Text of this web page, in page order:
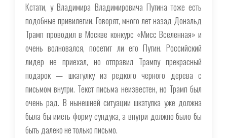
Кстати, у Владимира Владимировича Путина тоже есть
подобные привилегии. Говорят, много лет назад Дональд
Трамп проводил в Москве конкурс «Мисс Вселенная» и
очень волновался, посетит ли его Путин. Российский
лидер не приехал, но отправил Трампу прекрасный
подарок — шкатулку из редкого черного дерева с
письмом внутри. Текст письма неизвестен, но Трамп был
очень рад. В нынешней ситуации шкатулка уже должна
была бы иметь форму сундука, а внутри должно было бы
быть далеко не только письмо.